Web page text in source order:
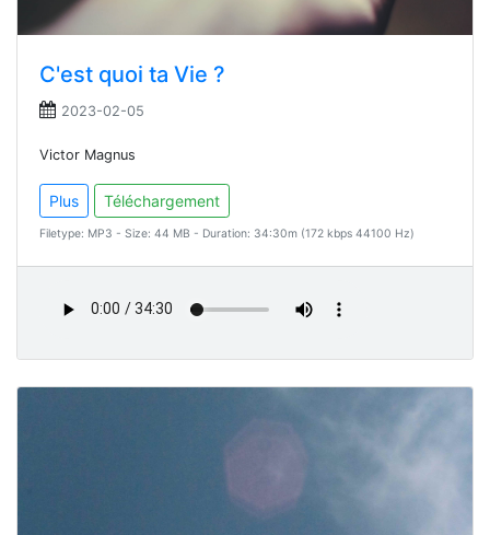
C'est quoi ta Vie ?
2023-02-05
Victor Magnus
Plus Téléchargement
Filetype: MP3 - Size: 44 MB - Duration: 34:30m (172 kbps 44100 Hz)